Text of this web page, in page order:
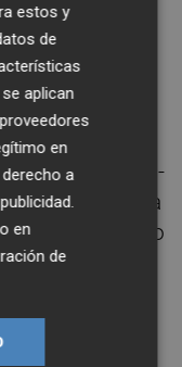
el
a
: evitar los
apoyar la
al causante -
la agricultura
valenciano
una
UPyD,
estos y
de
aplican
en
a
en
de